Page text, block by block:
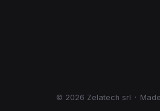
© 2026 Zelatech srl ·